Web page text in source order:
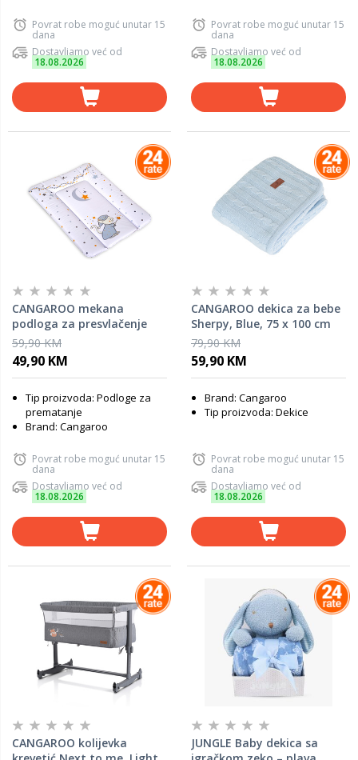
Povrat robe moguć unutar 15
dana
Dostavljamo već od
18.08.2026
Povrat robe moguć unutar 15
dana
Dostavljamo već od
18.08.2026
CANGAROO mekana
podloga za presvlačenje
Spavanac, 50 x 70 cm
59,90 KM
49,90 KM
Tip proizvoda: Podloge za
prematanje
Brand: Cangaroo
Povrat robe moguć unutar 15
dana
Dostavljamo već od
18.08.2026
CANGAROO dekica za bebe
Sherpy, Blue, 75 x 100 cm
79,90 KM
59,90 KM
Brand: Cangaroo
Tip proizvoda: Dekice
Povrat robe moguć unutar 15
dana
Dostavljamo već od
18.08.2026
CANGAROO kolijevka
JUNGLE Baby dekica sa